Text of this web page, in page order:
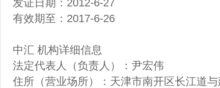
发证日期：2012-6-27
有效期至：2017-6-26
中汇 机构详细信息
法定代表人（负责人）：尹宏伟
住所（营业场所）：天津市南开区长江道